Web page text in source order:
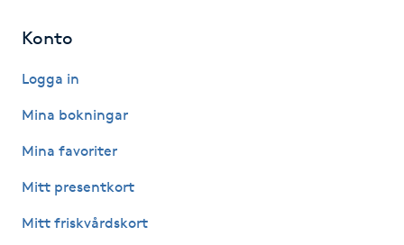
Gruppträning
Konto
Logga in
Mina bokningar
Mina favoriter
Mitt presentkort
Mitt friskvårdskort